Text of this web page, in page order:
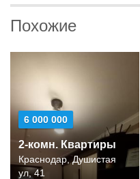
Похожие
6 000 000
2-комн. Квартиры
Краснодар, Душистая
ул, 41